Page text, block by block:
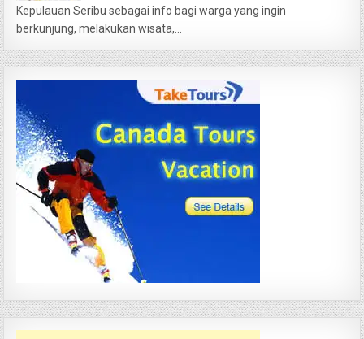
Kepulauan Seribu sebagai info bagi warga yang ingin
berkunjung, melakukan wisata,...